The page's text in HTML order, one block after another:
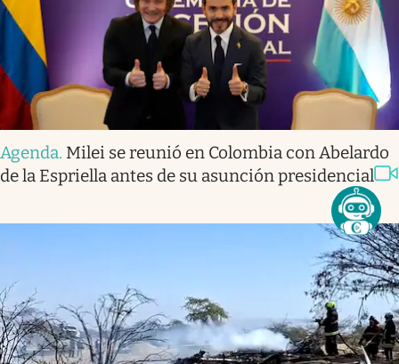
Agenda. Milei se reunió en Colombia con Abelardo
de la Espriella antes de su asunción presidencial